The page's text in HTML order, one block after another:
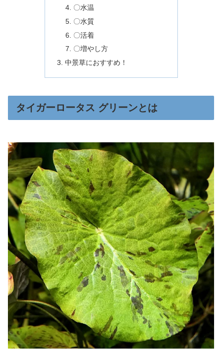
〇水温
〇水質
〇活着
〇増やし方
中景草におすすめ！
タイガーロータス グリーンとは